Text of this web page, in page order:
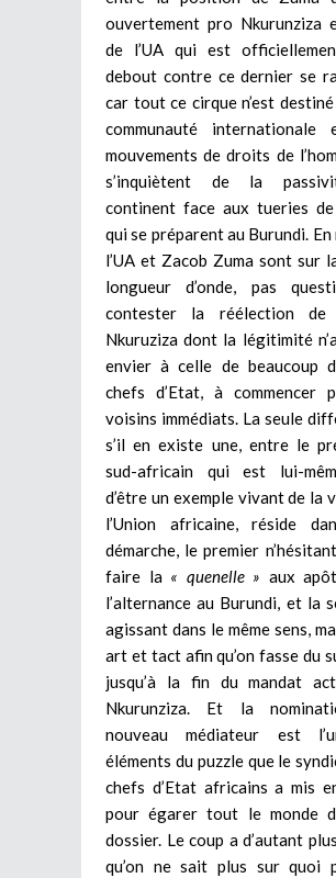
ouvertement pro Nkurunziza
de l’UA qui est
debout contre ce dernier se
car tout ce cirque n’est destiné
communauté internationale
mouvements de droits de
s’inquiètent de la
continent face aux tueries de
qui se préparent au Burundi.
l’UA et Zacob Zuma sont sur
longueur d’onde, pas
contester la réélection de
Nkuruziza dont la légitimité
envier à celle de beaucoup
chefs d’Etat, à commencer
voisins immédiats. La seule
s’il en existe une, entre le
sud-africain qui est lui-
d’être un exemple vivant de la
l’Union africaine, réside
démarche, le premier
faire la « quenelle » aux
l’alternance au Burundi, et la
agissant dans le même sens,
art et tact afin qu’on fasse du
jusqu’à la fin du mandat
Nkurunziza. Et la
nouveau médiateur est
éléments du puzzle que le
chefs d’Etat africains a mis
pour égarer tout le monde
dossier. Le coup a d’autant
qu’on ne sait plus sur quoi